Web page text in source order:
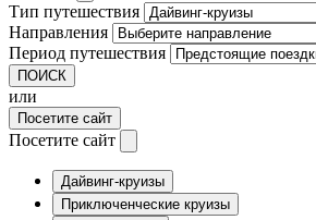
Тип путешествия
Направления
Период путешествия
ПОИСК
или
Посетите сайт
Посетите сайт
Дайвинг-круизы
Приключенческие круизы